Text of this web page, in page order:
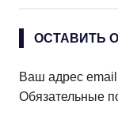
ОСТАВИТЬ
Ваш адрес email
Обязательные